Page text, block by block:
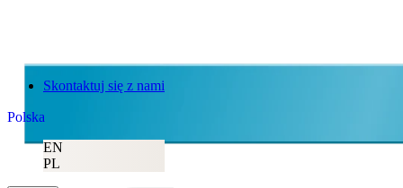
Skontaktuj się z nami
Polska
EN
PL